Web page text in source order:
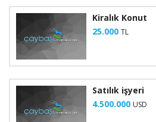
Kiralık Konut
25.000 TL
Satılık işyeri
4.500.000 USD